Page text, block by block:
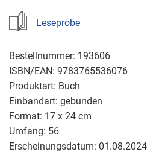
Leseprobe
Bestellnummer: 193606
ISBN/EAN: 9783765536076
Produktart: Buch
Einbandart: gebunden
Format: 17 x 24 cm
Umfang: 56
Erscheinungsdatum: 01.08.2024